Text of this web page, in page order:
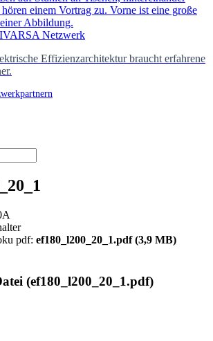
Netzwerk
Effizienzarchitektur braucht erfahrene
pdf: ef180_l200_20_1.pdf (3,9 MB)
(ef180_l200_20_1.pdf)